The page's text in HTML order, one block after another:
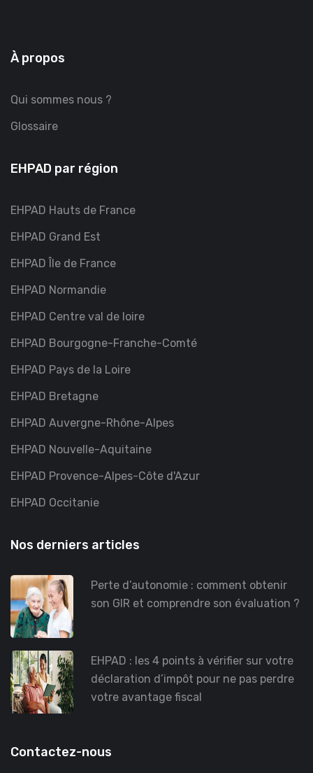
À propos
Qui sommes nous ?
Glossaire
EHPAD par région
EHPAD Hauts de France
EHPAD Grand Est
EHPAD Île de France
EHPAD Normandie
EHPAD Centre val de loire
EHPAD Bourgogne-Franche-Comté
EHPAD Pays de la Loire
EHPAD Bretagne
EHPAD Auvergne-Rhône-Alpes
EHPAD Nouvelle-Aquitaine
EHPAD Provence-Alpes-Côte d'Azur
EHPAD Occitanie
Nos derniers articles
Perte d’autonomie : comment obtenir
son GIR et comprendre son évaluation ?
EHPAD : les 4 points à vérifier sur votre
déclaration d’impôt pour ne pas perdre
votre avantage fiscal
Contactez-nous